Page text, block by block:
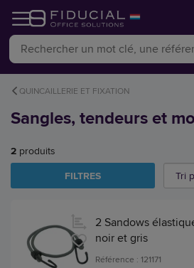
QUINCAILLERIE ET FIXATION
Sangles, tendeurs et
2 produits
FILTRES
2 Sandows
noir et gris
Référence : 121171